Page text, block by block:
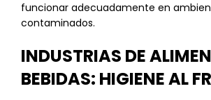
funcionar adecuadamente en
contaminados.
INDUSTRIAS DE
BEBIDAS: HIGIENE AL